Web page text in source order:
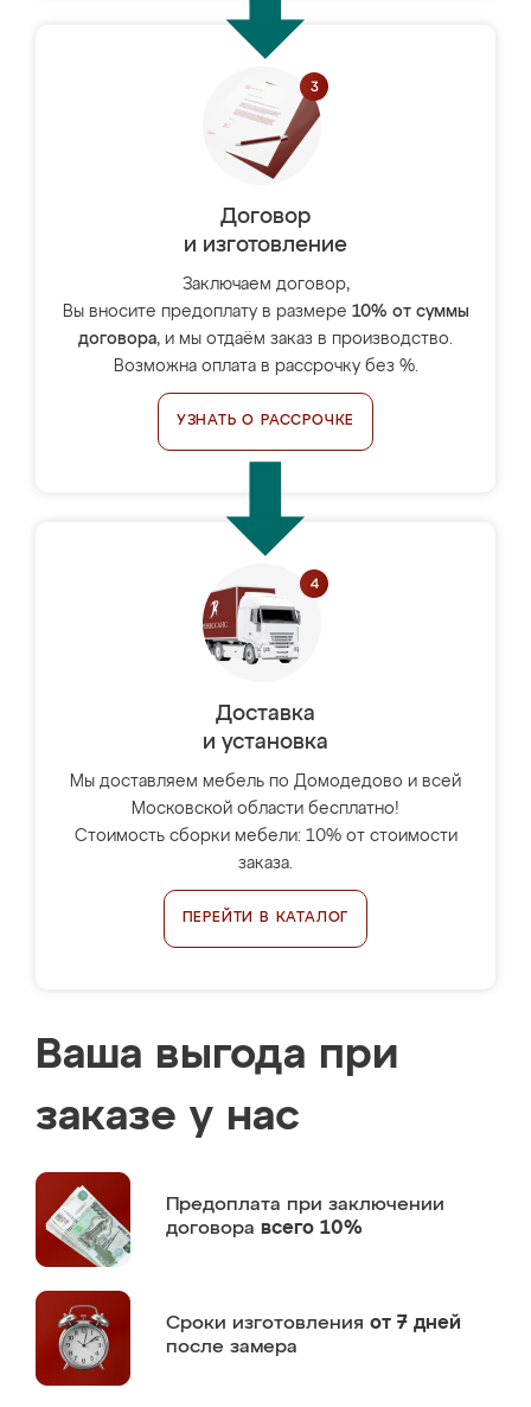
Договор
и изготовление
Заключаем договор,
Вы вносите предоплату в размере 10% от суммы
договора, и мы отдаём заказ в производство.
Возможна оплата в рассрочку без %.
УЗНАТЬ О РАССРОЧКЕ
Доставка
и установка
Мы доставляем мебель по Домодедово и всей
Московской области бесплатно!
Стоимость сборки мебели: 10% от стоимости
заказа.
ПЕРЕЙТИ В КАТАЛОГ
Ваша выгода при
заказе у нас
Предоплата при заключении
договора всего 10%
Сроки изготовления от 7 дней
после замера